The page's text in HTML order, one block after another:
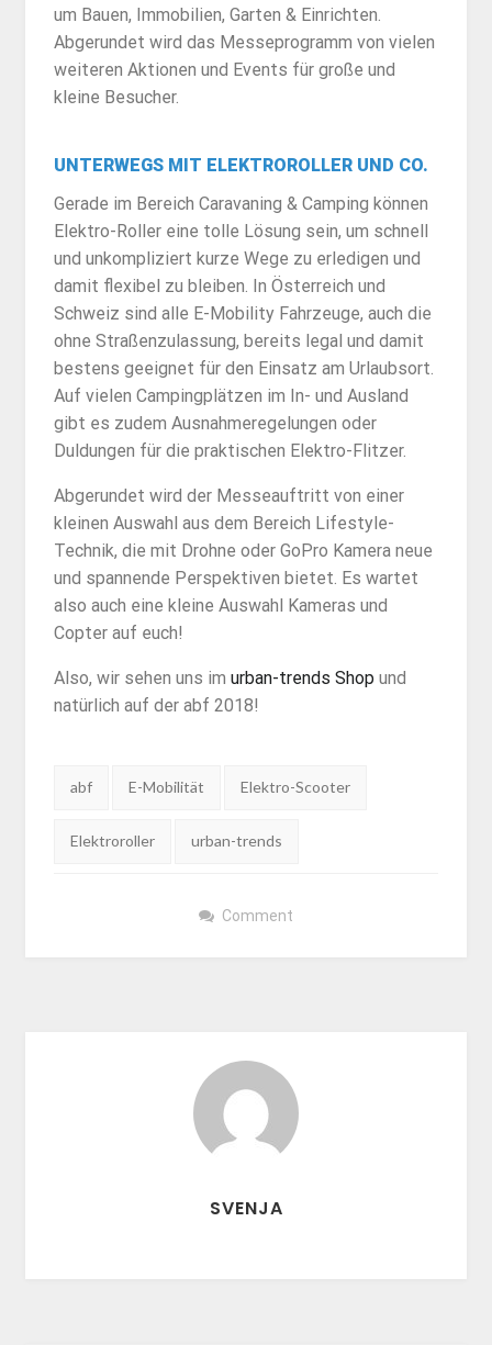
um Bauen, Immobilien, Garten & Einrichten.
Abgerundet wird das Messeprogramm von vielen
weiteren Aktionen und Events für große und
kleine Besucher.
UNTERWEGS MIT ELEKTROROLLER UND CO.
Gerade im Bereich Caravaning & Camping können
Elektro-Roller eine tolle Lösung sein, um schnell
und unkompliziert kurze Wege zu erledigen und
damit flexibel zu bleiben. In Österreich und
Schweiz sind alle E-Mobility Fahrzeuge, auch die
ohne Straßenzulassung, bereits legal und damit
bestens geeignet für den Einsatz am Urlaubsort.
Auf vielen Campingplätzen im In- und Ausland
gibt es zudem Ausnahmeregelungen oder
Duldungen für die praktischen Elektro-Flitzer.
Abgerundet wird der Messeauftritt von einer
kleinen Auswahl aus dem Bereich Lifestyle-
Technik, die mit Drohne oder GoPro Kamera neue
und spannende Perspektiven bietet. Es wartet
also auch eine kleine Auswahl Kameras und
Copter auf euch!
Also, wir sehen uns im urban-trends Shop und
natürlich auf der abf 2018!
Tags:
abf E-Mobilität Elektro-Scooter
Elektroroller urban-trends
Comment
SVENJA